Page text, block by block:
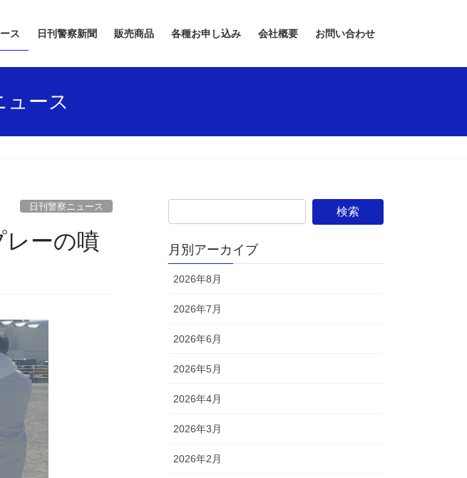
ス 日刊警察新聞 販売商品 各種お申し込み 会社概要 お問い合わせ
ュース
日刊警察ニュース
月別アーカイブ
2026年8月
2026年7月
2026年6月
2026年5月
2026年4月
2026年3月
2026年2月